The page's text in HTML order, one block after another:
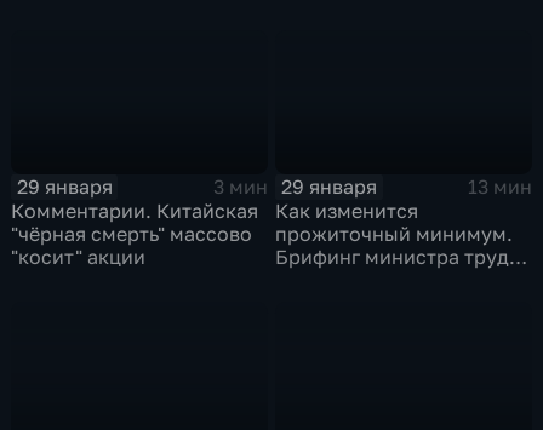
29 января
3 мин
Комментарии. Китайская
"чёрная смерть" массово
"косит" акции
29 января
13 мин
Как изменится
прожиточный минимум.
Брифинг министра труда